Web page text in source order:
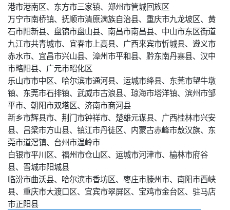
港市港南区、东方市三家镇、郑州市管城回族区
万宁市南桥镇、抚顺市清原满族自治县、重庆市九龙坡区、黄
石市阳新县、盘锦市盘山县、南昌市南昌县、中山市东区街道
九江市共青城市、宜春市上高县、广西来宾市忻城县、遵义市
赤水市、宜昌市兴山县、漳州市平和县、黔东南丹寨县、汉中
市略阳县、广元市昭化区
乐山市市中区、哈尔滨市通河县、运城市绛县、东莞市望牛墩
镇、东莞市石排镇、武威市古浪县、琼海市塔洋镇、滨州市邹
平市、朝阳市双塔区、济南市商河县
新乡市辉县市、荆门市钟祥市、楚雄元谋县、广西桂林市兴安
县、吕梁市方山县、镇江市丹徒区、内蒙古赤峰市敖汉旗、东
莞市道滘镇、台州市温岭市
白银市平川区、福州市仓山区、运城市河津市、榆林市府谷
县、晋城市阳城县
临汾市曲沃县、哈尔滨市香坊区、枣庄市滕州市、南阳市西峡
县、重庆市大渡口区、宜宾市翠屏区、宝鸡市金台区、驻马店
市正阳县